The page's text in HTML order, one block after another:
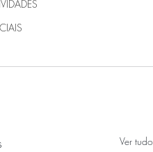
Ver tudo